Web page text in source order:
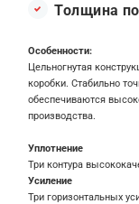
Толщина
Особенности:
Цельногнутая
коробки. Стабильно
обеспечиваются
производства.
Уплотнение
Три контура
Усиление
Три горизонтальных